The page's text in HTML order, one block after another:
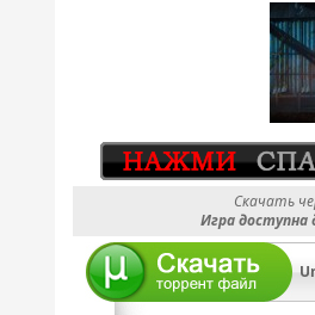
Скачать
Игра доступна